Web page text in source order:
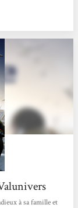
les space opera,
à sa famille et